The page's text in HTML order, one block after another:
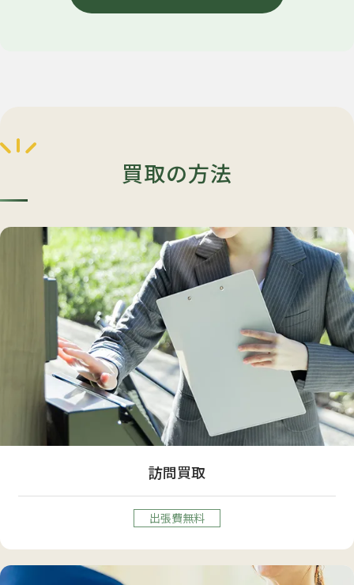
買取の方法
訪問買取
出張費無料